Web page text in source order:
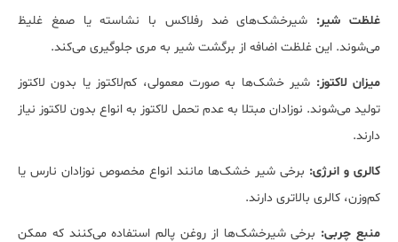
غلظت شیر: شیرخشک‌های ضد رفلاکس با نشاسته یا صمغ غلیظ
می‌شوند. این غلظت اضافه از برگشت شیر به مری جلوگیری می‌کند.
میزان لاکتوز: شیر خشک‌ها به صورت معمولی، کم‌لاکتوز یا بدون لاکتوز
تولید می‌شوند. نوزادان مبتلا به عدم تحمل لاکتوز به انواع بدون لاکتوز نیاز
دارند.
کالری و انرژی: برخی شیر خشک‌ها مانند انواع مخصوص نوزادان نارس یا
کم‌وزن، کالری بالاتری دارند.
منبع چربی: برخی شیرخشک‌ها از روغن پالم استفاده می‌کنند که ممکن